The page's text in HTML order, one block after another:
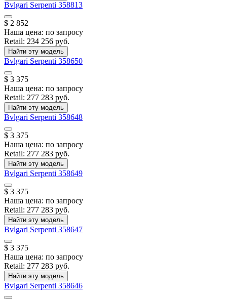
Bvlgari Serpenti 358813
$ 2 852
Наша цена: по запросу
Retail: 234 256 руб.
Найти эту модель
Bvlgari Serpenti 358650
$ 3 375
Наша цена: по запросу
Retail: 277 283 руб.
Найти эту модель
Bvlgari Serpenti 358648
$ 3 375
Наша цена: по запросу
Retail: 277 283 руб.
Найти эту модель
Bvlgari Serpenti 358649
$ 3 375
Наша цена: по запросу
Retail: 277 283 руб.
Найти эту модель
Bvlgari Serpenti 358647
$ 3 375
Наша цена: по запросу
Retail: 277 283 руб.
Найти эту модель
Bvlgari Serpenti 358646